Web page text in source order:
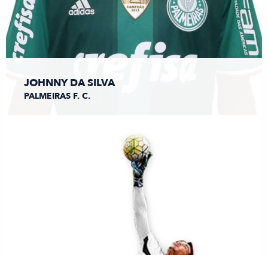
JOHNNY DA SILVA
PALMEIRAS F. C.